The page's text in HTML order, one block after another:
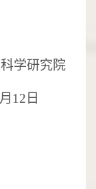
学研究院
日